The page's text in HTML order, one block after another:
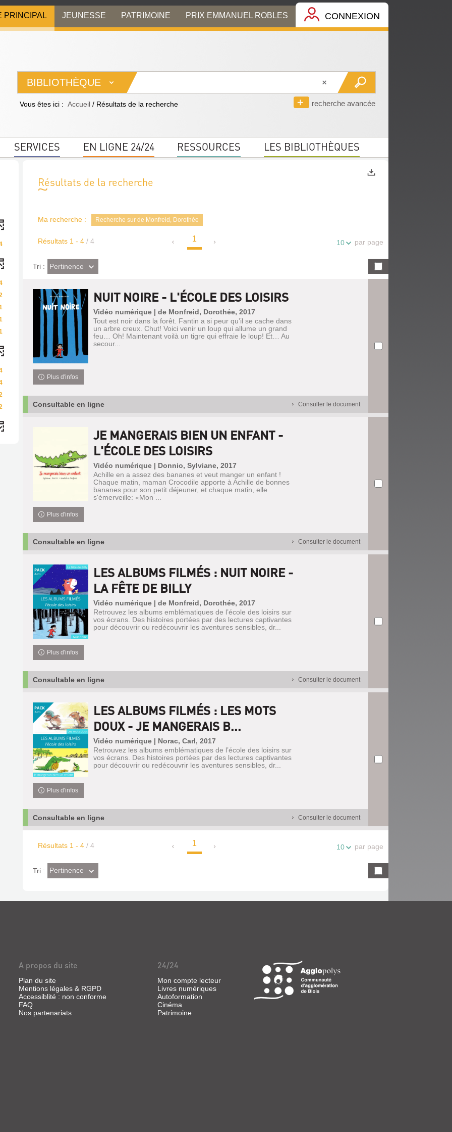
PRINCIPAL JEUNESSE PATRIMOINE PRIX EMMANUEL ROBLES CONNEXION
BIBLIOTHÈQUE
recherche avancée
Vous êtes ici : Accueil / Résultats de la recherche
SERVICES EN LIGNE 24/24 RESSOURCES LES BIBLIOTHÈQUES
Résultats de la recherche
Ma recherche : Recherche sur de Monfreid, Dorothée
Résultats 1 - 4 / 4 1 10 par page
Tri :(Effet
imédiat)
Pertinence
NUIT NOIRE - L'ÉCOLE DES LOISIRS
Vidéo numérique | de Monfreid, Dorothée, 2017
Tout est noir dans la forêt. Fantin a si peur qu’il se cache dans
un arbre creux. Chut! Voici venir un loup qui allume un grand
feu… Oh! Maintenant voilà un tigre qui effraie le loup! Et… Au
secour...
Plus d'infos
Consultable en ligne Consulter le document
JE MANGERAIS BIEN UN ENFANT -
L'ÉCOLE DES LOISIRS
Vidéo numérique | Donnio, Sylviane, 2017
Achille en a assez des bananes et veut manger un enfant !
Chaque matin, maman Crocodile apporte à Achille de bonnes
bananes pour son petit déjeuner, et chaque matin, elle
s'émerveille: «Mon ...
Plus d'infos
Consultable en ligne Consulter le document
LES ALBUMS FILMÉS : NUIT NOIRE -
LA FÊTE DE BILLY
Vidéo numérique | de Monfreid, Dorothée, 2017
Retrouvez les albums emblématiques de l’école des loisirs sur
vos écrans. Des histoires portées par des lectures captivantes
pour découvrir ou redécouvrir les aventures sensibles, dr...
Plus d'infos
Consultable en ligne Consulter le document
LES ALBUMS FILMÉS : LES MOTS
DOUX - JE MANGERAIS B...
Vidéo numérique | Norac, Carl, 2017
Retrouvez les albums emblématiques de l’école des loisirs sur
vos écrans. Des histoires portées par des lectures captivantes
pour découvrir ou redécouvrir les aventures sensibles, dr...
Plus d'infos
Consultable en ligne Consulter le document
Résultats 1 - 4 / 4 1 10 par page
Tri :(Effet
imédiat)
Pertinence
A propos du site
Plan du site
Mentions légales & RGPD
Accessiblité : non conforme
FAQ
Nos partenariats
24/24
Mon compte lecteur
Livres numériques
Autoformation
Cinéma
Patrimoine